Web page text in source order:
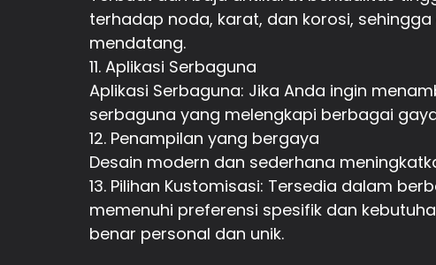
terhadap noda, karat, dan korosi,
mendatang.
11. Aplikasi Serbaguna
Aplikasi Serbaguna: Jika Anda ingin
serbaguna yang melengkapi berbagai
12. Penampilan yang bergaya
Desain modern dan sederhana
13. Pilihan Kustomisasi: Tersedia dalam
memenuhi preferensi spesifik dan
benar personal dan unik.